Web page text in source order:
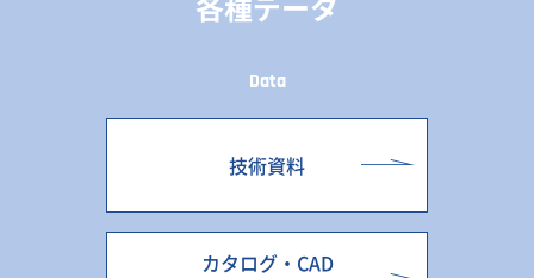
Data
技術資料
カタログ・CAD